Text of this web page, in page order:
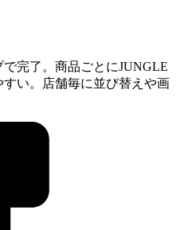
完了。商品ごとにJUNGLE
い。店舗毎に並び替えや画